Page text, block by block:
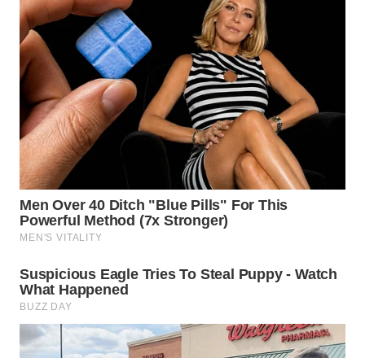
WN
KALTIM
WN
SULSEL
WN
GORONTALO
WN
SULUT
MALUKU
WN
MALUT